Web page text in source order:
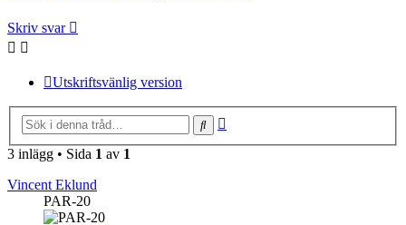
Skriv svar
Utskriftsvänlig version
Sök
3 inlägg • Sida 1 av 1
Vincent Eklund
PAR-20